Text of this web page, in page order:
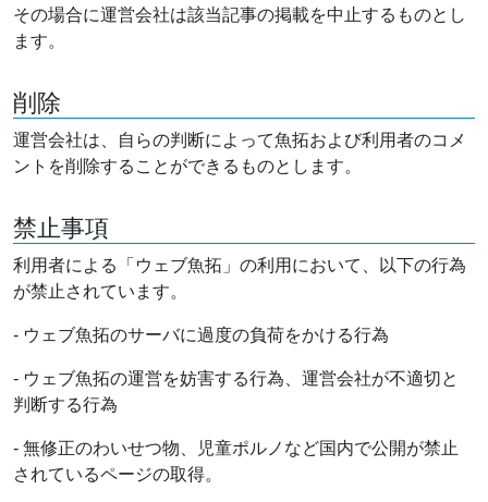
その場合に運営会社は該当記事の掲載を中止するものとし
ます。
削除
運営会社は、自らの判断によって魚拓および利用者のコメ
ントを削除することができるものとします。
禁止事項
利用者による「ウェブ魚拓」の利用において、以下の行為
が禁止されています。
- ウェブ魚拓のサーバに過度の負荷をかける行為
- ウェブ魚拓の運営を妨害する行為、運営会社が不適切と
判断する行為
- 無修正のわいせつ物、児童ポルノなど国内で公開が禁止
されているページの取得。